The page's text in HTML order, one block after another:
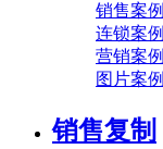
销售案例
连锁案例
营销案例
图片案例
销售复制